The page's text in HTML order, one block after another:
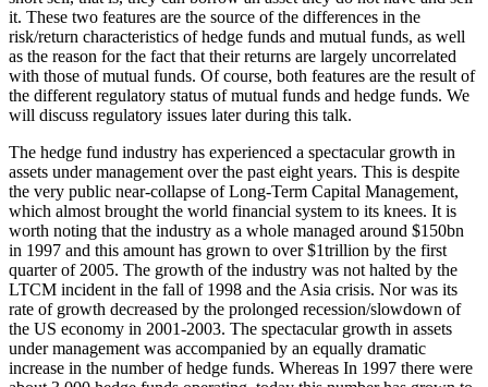
it. These two features are the source of the differences in the
risk/return characteristics of hedge funds and mutual funds, as well
as the reason for the fact that their returns are largely uncorrelated
with those of mutual funds. Of course, both features are the result of
the different regulatory status of mutual funds and hedge funds. We
will discuss regulatory issues later during this talk.
The hedge fund industry has experienced a spectacular growth in
assets under management over the past eight years. This is despite
the very public near-collapse of Long-Term Capital Management,
which almost brought the world financial system to its knees. It is
worth noting that the industry as a whole managed around $150bn
in 1997 and this amount has grown to over $1trillion by the first
quarter of 2005. The growth of the industry was not halted by the
LTCM incident in the fall of 1998 and the Asia crisis. Nor was its
rate of growth decreased by the prolonged recession/slowdown of
the US economy in 2001-2003. The spectacular growth in assets
under management was accompanied by an equally dramatic
increase in the number of hedge funds. Whereas In 1997 there were